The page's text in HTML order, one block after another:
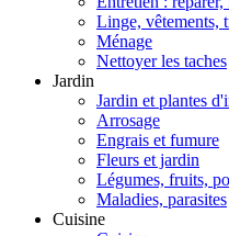
Linge, vêtements,
Ménage
Nettoyer les taches
Jardin
Jardin et plantes
Arrosage
Engrais et fumure
Fleurs et jardin
Légumes, fruits,
Maladies, parasites
Cuisine